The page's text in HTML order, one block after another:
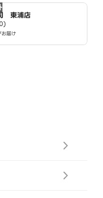
東浦店
お届け